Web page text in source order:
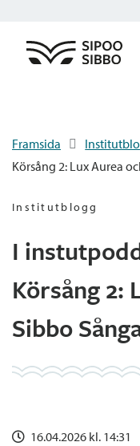
Framsida
Körsång 2: Lux Aurea
Institutblogg
I
Körsång 2:
Sibbo
16.04.2026 kl. 14:31